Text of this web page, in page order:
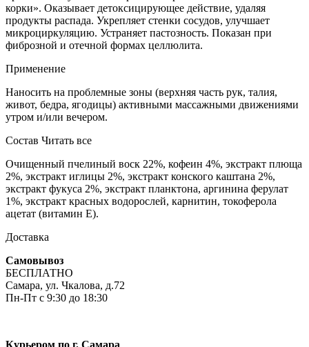
корки». Оказывает детоксицирующее действие, удаляя
продукты распада. Укрепляет стенки сосудов, улучшает
микроциркуляцию. Устраняет пастозность. Показан при
фиброзной и отечной формах целлюлита.
Применение
Наносить на проблемные зоны (верхняя часть рук, талия,
живот, бедра, ягодицы) активными массажными движениями
утром и/или вечером.
Состав Читать все
Очищенный пчелиный воск 22%, кофеин 4%, экстракт плюща
2%, экстракт иглицы 2%, экстракт конского каштана 2%,
экстракт фукуса 2%, экстракт планктона, аргинина ферулат
1%, экстракт красных водорослей, карнитин, токоферола
ацетат (витамин Е).
Доставка
Самовывоз
БЕСПЛАТНО
Самара, ул. Чкалова, д.72
Пн-Пт с 9:30 до 18:30
Курьером по г. Самара